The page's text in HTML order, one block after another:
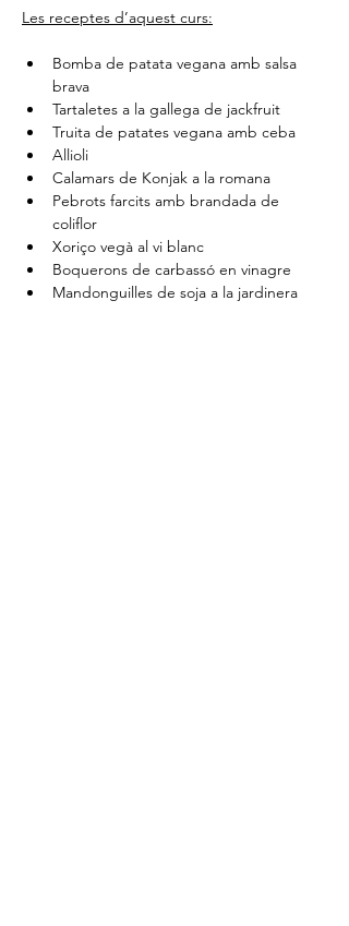
Les receptes d’aquest curs:
Bomba de patata vegana amb salsa
brava
Tartaletes a la gallega de jackfruit
Truita de patates vegana amb ceba
Allioli
Calamars de Konjak a la romana
Pebrots farcits amb brandada de
coliflor
Xoriço vegà al vi blanc
Boquerons de carbassó en vinagre
Mandonguilles de soja a la jardinera